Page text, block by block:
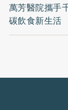
萬芳醫院攜手
碳飲食新生活